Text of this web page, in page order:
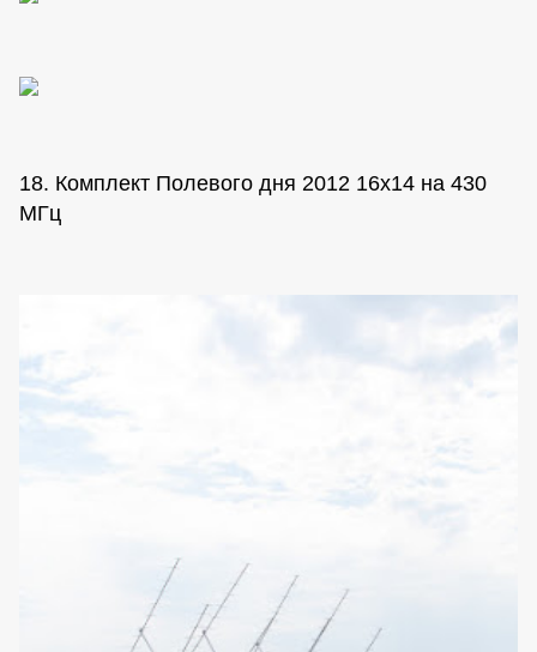
18. Комплект Полевого дня 2012 16х14 на 430
МГц